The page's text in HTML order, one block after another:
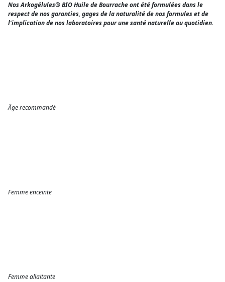
Nos Arkogélules® BIO Huile de Bourrache ont été formulées dans le
respect de nos garanties, gages de la naturalité de nos formules et de
l’implication de nos laboratoires pour une santé naturelle au quotidien.
Âge recommandé
Femme enceinte
Femme allaitante